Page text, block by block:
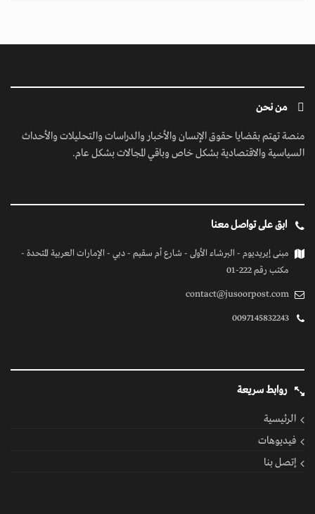
من نحن
منصة تهتم بقضايا حقوق الإنسان والأخبار والدراسات والتحليلات والأحداث
السياسية والاقتصادية بشكل خاص وباقي المجالات بشكل عام.
ابق على تواصل معنا
مبنى إيريديوم - البرشاء الأولى - شارع أم سقيم - دبي - الإمارات العربية المتحدة -
مكتب رقم 222-01
contact@jusoorpost.com
0097145832243
روابط سريعة
الرئيسية
فيديوهات
إتصل بنا